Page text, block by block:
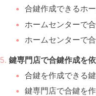
合鍵作成できるホ
ホームセンターで
ホームセンターで
鍵専門店で合鍵作成を
合鍵を作成できる
鍵専門店で合鍵を